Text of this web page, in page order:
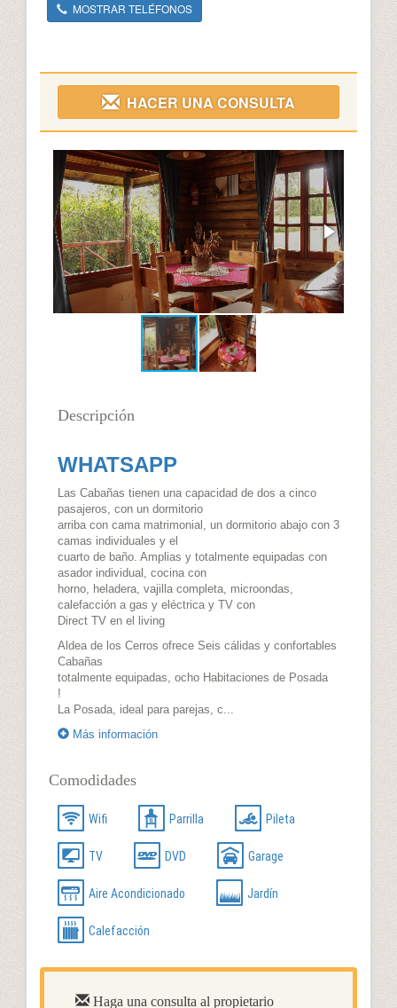
MOSTRAR TELÉFONOS
HACER UNA CONSULTA
Descripción
WHATSAPP
Las Cabañas tienen una capacidad de dos a cinco
pasajeros, con un dormitorio
arriba con cama matrimonial, un dormitorio abajo con 3
camas individuales y el
cuarto de baño. Amplias y totalmente equipadas con
asador individual, cocina con
horno, heladera, vajilla completa, microondas,
calefacción a gas y eléctrica y TV con
Direct TV en el living
Aldea de los Cerros ofrece Seis cálidas y confortables
Cabañas
totalmente equipadas, ocho Habitaciones de Posada
!
La Posada, ideal para parejas, c...
Más información
Comodidades
Wifi Parrilla Pileta
TV DVD Garage
Aire Acondicionado Jardín
Calefacción
Haga una consulta al propietario